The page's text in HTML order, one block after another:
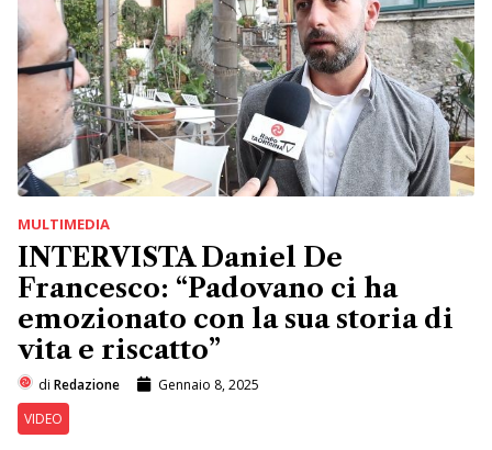
MULTIMEDIA
INTERVISTA Daniel De
Francesco: “Padovano ci ha
emozionato con la sua storia di
vita e riscatto”
di Redazione
Gennaio 8, 2025
VIDEO